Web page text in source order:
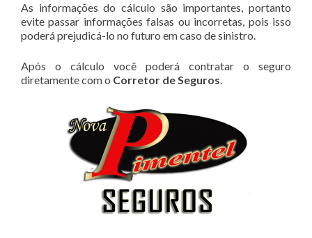
As informações do cálculo são importantes, portanto
evite passar informações falsas ou incorretas, pois isso
poderá prejudicá-lo no futuro em caso de sinistro.
Após o cálculo você poderá contratar o seguro
diretamente com o Corretor de Seguros.